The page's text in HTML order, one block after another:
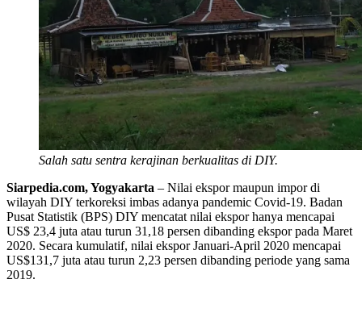
Salah satu sentra kerajinan berkualitas di DIY.
Siarpedia.com, Yogyakarta – Nilai ekspor maupun impor di
wilayah DIY terkoreksi imbas adanya pandemic Covid-19. Badan
Pusat Statistik (BPS) DIY mencatat nilai ekspor hanya mencapai
US$ 23,4 juta atau turun 31,18 persen dibanding ekspor pada Maret
2020. Secara kumulatif, nilai ekspor Januari-April 2020 mencapai
US$131,7 juta atau turun 2,23 persen dibanding periode yang sama
2019.